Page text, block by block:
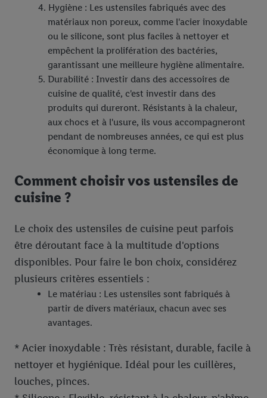
Hygiène : Les ustensiles fabriqués avec des
matériaux non poreux, comme l'acier inoxydable
ou le silicone, sont plus faciles à nettoyer et
empêchent la prolifération des bactéries,
garantissant une meilleure hygiène alimentaire.
Durabilité : Investir dans des accessoires de
cuisine de qualité, c'est investir dans des
produits qui dureront. Résistants à la chaleur,
aux chocs et à l'usure, ils vous accompagneront
pendant de nombreuses années, ce qui est plus
économique à long terme.
Comment choisir vos ustensiles de
cuisine ?
Le choix des ustensiles de cuisine peut parfois
être déroutant face à la multitude d'options
disponibles. Pour faire le bon choix, considérez
plusieurs critères essentiels :
Le matériau : Les ustensiles sont fabriqués à
partir de divers matériaux, chacun avec ses
avantages.
* Acier inoxydable : Très résistant, durable, facile à
nettoyer et hygiénique. Idéal pour les cuillères,
louches, pinces.